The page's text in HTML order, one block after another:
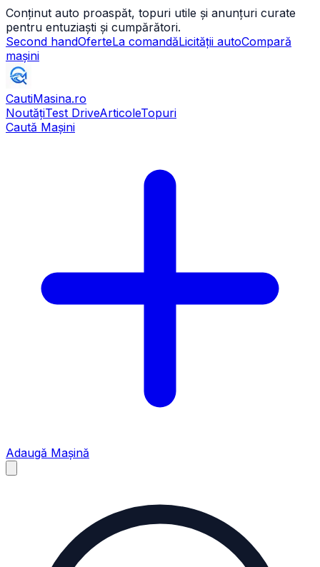
Conținut auto proaspăt, topuri utile și anunțuri curate
pentru entuziaști și cumpărători.
Second handOferteLa comandăLicității autoCompară
mașini
CautiMasina.ro
NoutățiTest DriveArticoleTopuri
Caută Mașini
Adaugă Mașină